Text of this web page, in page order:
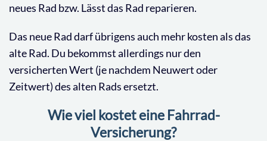
neues Rad bzw. Lässt das Rad reparieren.
Das neue Rad darf übrigens auch mehr kosten als das
alte Rad. Du bekommst allerdings nur den
versicherten Wert (je nachdem Neuwert oder
Zeitwert) des alten Rads ersetzt.
Wie viel kostet eine Fahrrad-
Versicherung?